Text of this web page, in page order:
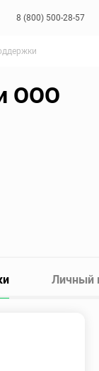
8 (800) 500-28-57
ООО
Личный